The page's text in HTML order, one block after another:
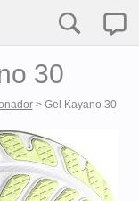
30
> Gel Kayano 30